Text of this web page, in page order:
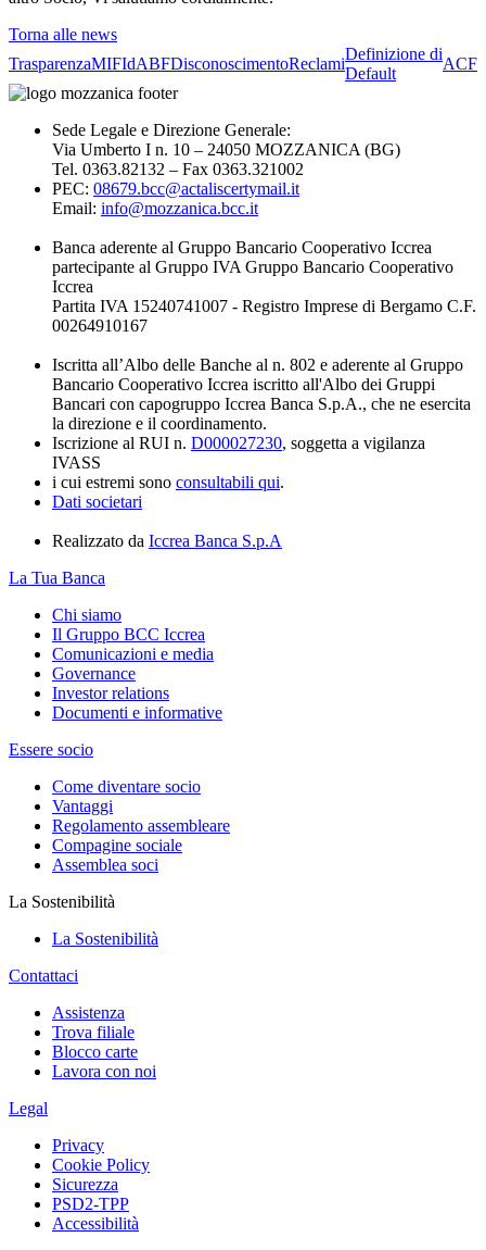
Torna alle news
TrasparenzaMIFIdABFDisconoscimentoReclami
Definizione di
Default
ACF
Sede Legale e Direzione Generale:
Via Umberto I n. 10 – 24050 MOZZANICA (BG)
Tel. 0363.82132 – Fax 0363.321002
PEC: 08679.bcc@actaliscertymail.it
Email: info@mozzanica.bcc.it
Banca aderente al Gruppo Bancario Cooperativo Iccrea
partecipante al Gruppo IVA Gruppo Bancario Cooperativo
Iccrea
Partita IVA 15240741007 - Registro Imprese di Bergamo C.F.
00264910167
Iscritta all’Albo delle Banche al n. 802 e aderente al Gruppo
Bancario Cooperativo Iccrea iscritto all'Albo dei Gruppi
Bancari con capogruppo Iccrea Banca S.p.A., che ne esercita
la direzione e il coordinamento.
Iscrizione al RUI n. D000027230, soggetta a vigilanza
IVASS
i cui estremi sono consultabili qui.
Dati societari
Realizzato da Iccrea Banca S.p.A
La Tua Banca
Chi siamo
Il Gruppo BCC Iccrea
Comunicazioni e media
Governance
Investor relations
Documenti e informative
Essere socio
Come diventare socio
Vantaggi
Regolamento assembleare
Compagine sociale
Assemblea soci
La Sostenibilità
La Sostenibilità
Contattaci
Assistenza
Trova filiale
Blocco carte
Lavora con noi
Legal
Privacy
Cookie Policy
Sicurezza
PSD2-TPP
Accessibilità